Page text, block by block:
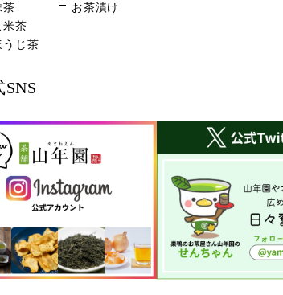
茶
米茶
うじ茶
お茶漬け
SNS